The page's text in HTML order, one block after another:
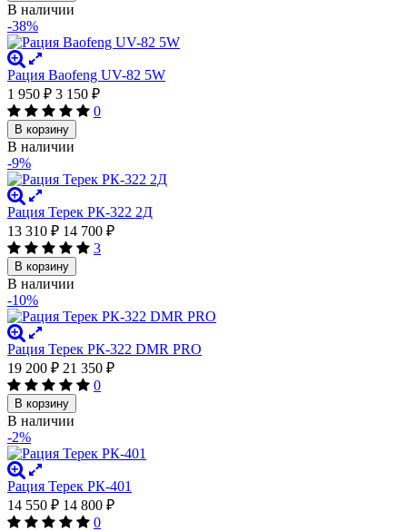
В наличии
-38%
Рация Baofeng UV-82 5W
1 950 ₽ 3 150 ₽
0
В корзину
В наличии
-9%
Рация Терек РК-322 2Д
13 310 ₽ 14 700 ₽
3
В корзину
В наличии
-10%
Рация Терек РК-322 DMR PRO
19 200 ₽ 21 350 ₽
0
В корзину
В наличии
-2%
Рация Терек РК-401
14 550 ₽ 14 800 ₽
0